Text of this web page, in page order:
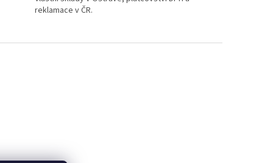
reklamace v ČR.